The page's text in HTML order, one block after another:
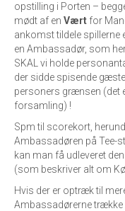
opstilling i Porten –
mødt af en Vært for
ankomst tildele spillerne
en Ambassadør, som
SKAL vi holde
der sidde spisende
personers grænsen (det
forsamling) !
Spm til scorekort,
Ambassadøren på Tee-
kan man få udleveret
(som beskriver alt om
Hvis der er optræk til
Ambassadørerne trække